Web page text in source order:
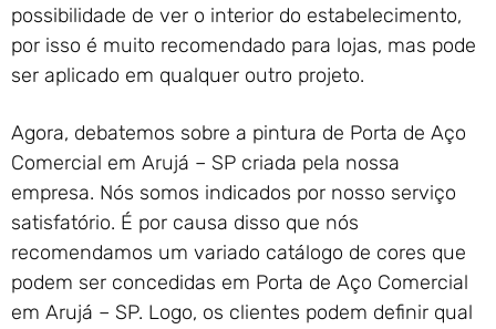
possibilidade de ver o interior do estabelecimento,
por isso é muito recomendado para lojas, mas pode
ser aplicado em qualquer outro projeto.
Agora, debatemos sobre a pintura de Porta de Aço
Comercial em Arujá – SP criada pela nossa
empresa. Nós somos indicados por nosso serviço
satisfatório. É por causa disso que nós
recomendamos um variado catálogo de cores que
podem ser concedidas em Porta de Aço Comercial
em Arujá – SP. Logo, os clientes podem definir qual